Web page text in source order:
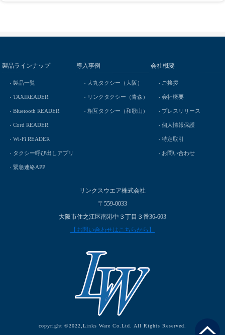
製品ラインナップ
製品一覧
TAXIREADER
Bluetooth READER
Cord READER
Wi-Fi READER
タクシー呼び出しアプリ
緊急連絡APP
導入事例
大丸タクシー（大阪）
リンクタクシー（青森）
相互タクシー（和歌山）
会社概要
ご挨拶
会社概要
プレスリリース
個人情報保護
特定取引
お問い合わせ
リンクスウエア株式会社
〒559-0033
大阪市住之江区南港中３丁目３番36-603
【お問い合わせはこちらから】
copyright ©2022,Links Ware Co.Ltd. All Rights Reserved.